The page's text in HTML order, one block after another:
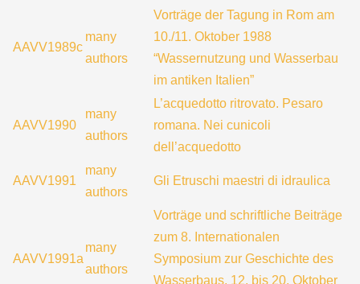
AAVV1989c
many
authors
Vorträge der Tagung in Rom am
10./11. Oktober 1988
“Wassernutzung und Wasserbau
im antiken Italien”
AAVV1990
many
authors
L’acquedotto ritrovato. Pesaro
romana. Nei cunicoli
dell’acquedotto
AAVV1991
many
authors
Gli Etruschi maestri di idraulica
AAVV1991a
many
authors
Vorträge und schriftliche Beiträge
zum 8. Internationalen
Symposium zur Geschichte des
Wasserbaus, 12. bis 20. Oktober